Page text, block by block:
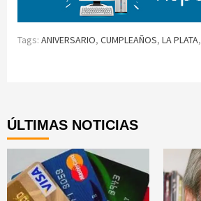
Tags: ANIVERSARIO, CUMPLEAÑOS, LA PLATA,
ÚLTIMAS NOTICIAS